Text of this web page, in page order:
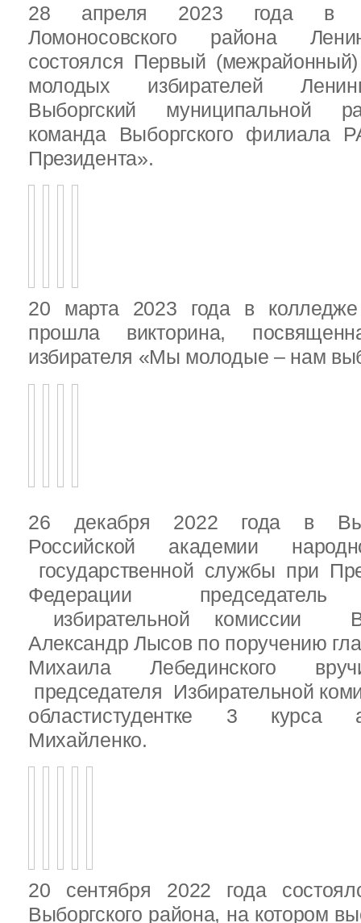
28 апреля 2023 года в
Ломоносовского района
состоялся Первый
молодых избирателей
Выборгский муниципальной
команда Выборгского филиала
Президента».
20 марта 2023 года в колледже
прошла викторина,
избирателя «Мы молодые – нам
26 декабря 2022 года в
Российской академии
государственной службы при
Федерации председатель
избирательной комиссии
Александр Лысов по поручению
Михаила Лебединского
председателя Избирательной
областистудентке 3 курса
Михайленко.
20 сентября 2022 года
Выборгского района, на котором